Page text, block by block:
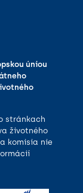
úniou
stránkach
životného
komisia nie